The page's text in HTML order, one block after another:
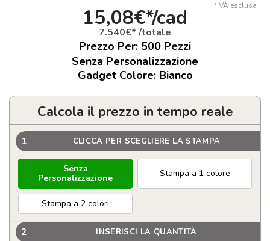
*IVA esclusa
15,08€*/cad
7.540€* /totale
Prezzo Per: 500 Pezzi
Senza Personalizzazione
Gadget Colore: Bianco
Calcola il prezzo in tempo reale
1 CLICCA PER SCEGLIERE LA STAMPA
Senza
Personalizzazione
Stampa a 1 colore
Stampa a 2 colori
2 INSERISCI LA QUANTITÀ